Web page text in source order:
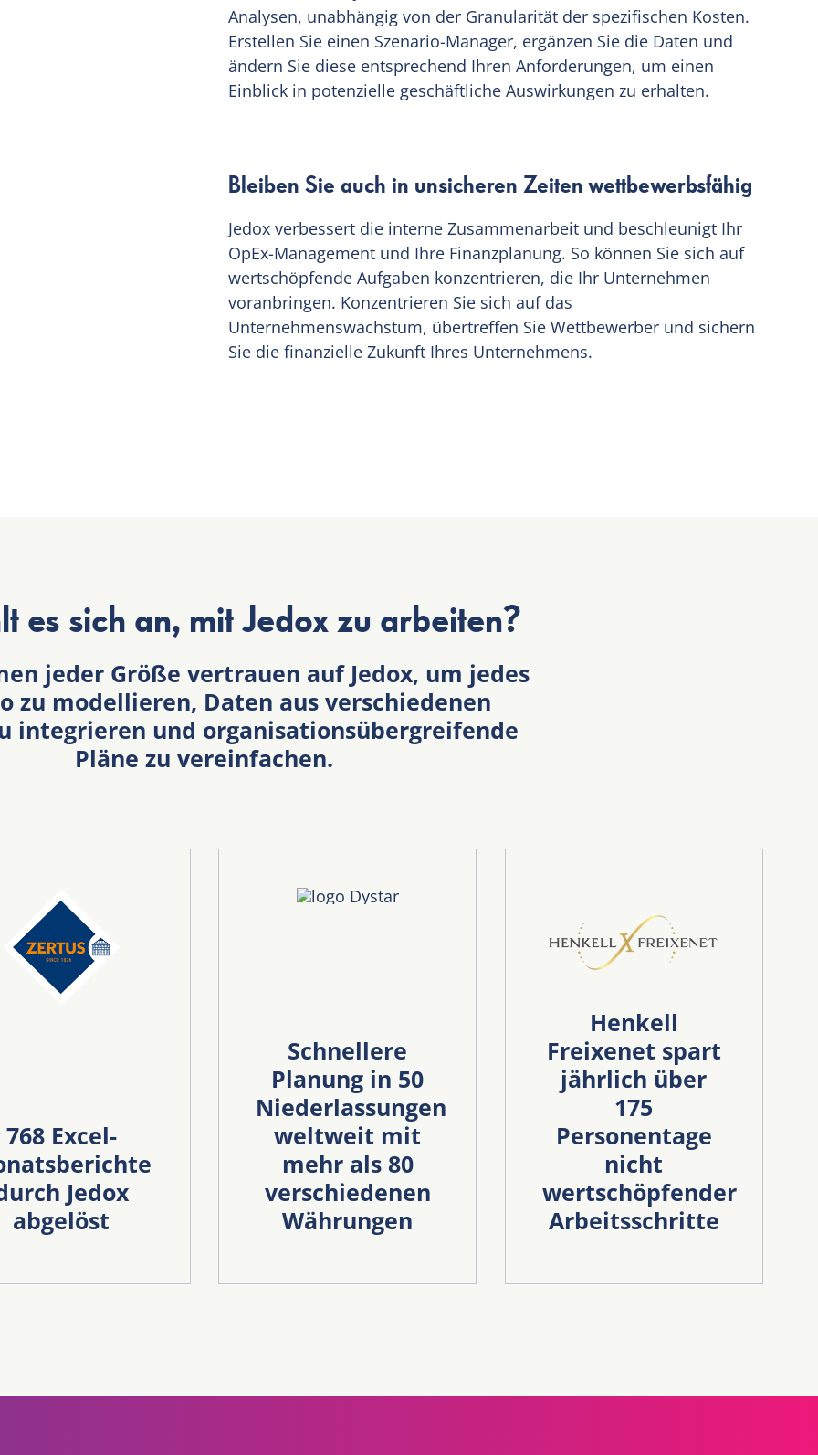
Analysen, unabhängig von der Granularität der spezifischen Kosten.
Erstellen Sie einen Szenario-Manager, ergänzen Sie die Daten und
ändern Sie diese entsprechend Ihren Anforderungen, um einen
Einblick in potenzielle geschäftliche Auswirkungen zu erhalten.
Bleiben Sie auch in unsicheren Zeiten wettbewerbsfähig
Jedox verbessert die interne Zusammenarbeit und beschleunigt Ihr
OpEx-Management und Ihre Finanzplanung. So können Sie sich auf
wertschöpfende Aufgaben konzentrieren, die Ihr Unternehmen
voranbringen. Konzentrieren Sie sich auf das
Unternehmenswachstum, übertreffen Sie Wettbewerber und sichern
Sie die finanzielle Zukunft Ihres Unternehmens.
es sich an, mit Jedox zu arbeiten?
jeder Größe vertrauen auf Jedox, um jedes
zu modellieren, Daten aus verschiedenen
integrieren und organisationsübergreifende
Pläne zu vereinfachen.
768 Excel-
Jedox
abgelöst
Schnellere
Planung in 50
Niederlassungen
weltweit mit
mehr als 80
verschiedenen
Währungen
Henkell
Freixenet spart
jährlich über
175
Personentage
nicht
wertschöpfender
Arbeitsschritte